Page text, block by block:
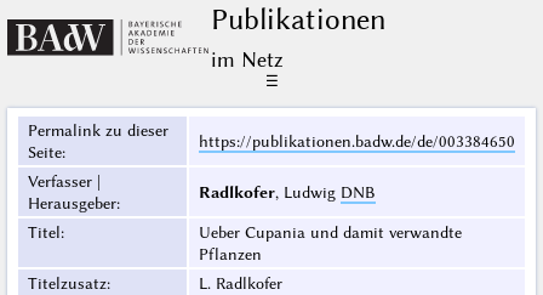
Publikationen
im Netz
☰
Permalink zu dieser
Seite:
https://publikationen.badw.de/de/003384650
Verfasser |
Herausgeber:
Radlkofer, Ludwig DNB
Titel:
Ueber Cupania und damit verwandte
Pflanzen
Titelzusatz:
L. Radlkofer